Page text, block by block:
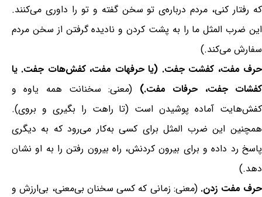
که رفتار کنی، مردم درباره‌ی تو سخن گفته و تو را داوری می‌کنند.
این ضرب المثل ما را به پشت کردن و نادیده گرفتن از سخن مردم
سفارش می‌کند.)
حرف مفت، کفشت جفت. (یا حرفهات مفت، کفش‌هات جفت. یا
کفشات جفت، حرفات مفت.) (معنی: سخنانت همه یاوه و
کفش‌هایت آماده پوشیدن است (تا راهت را بگیری و بروی).
همچنین این ضرب المثل برای کسی به‌کار می‌رود که به دیگری
پاسخ رد داده و برای بیرون کردنش، راه بیرون رفتن را به او نشان
دهد.)
حرف مفت زدن. (معنی: زمانی که کسی سخنان بی‌معنی، بی‌ارزش و